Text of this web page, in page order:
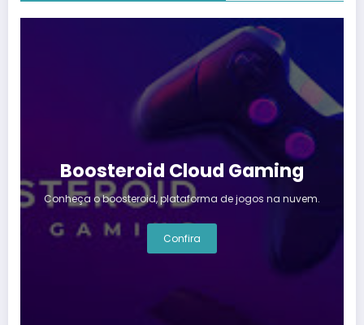
Boosteroid Cloud Gaming
Conheça o boosteroid, plataforma de jogos na nuvem.
Confira